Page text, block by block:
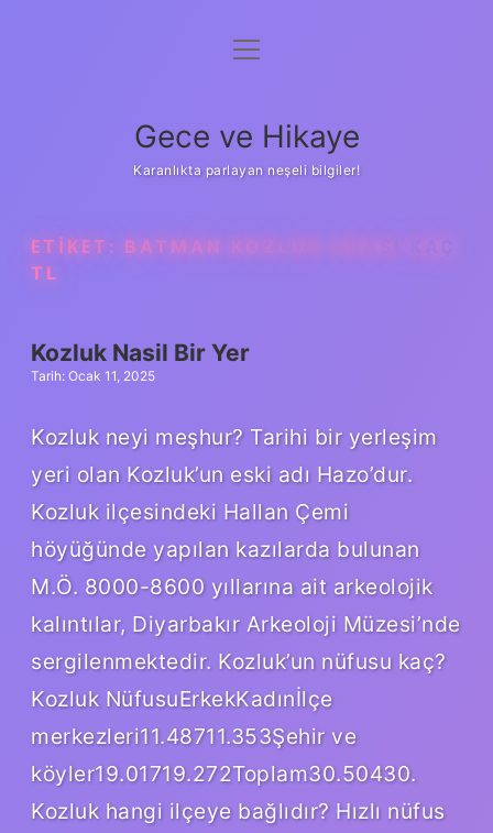
Anasayfa
Yasal Uyarı
menüyü
Gece ve Hikaye
Karanlıkta parlayan neşeli bilgiler!
ETIKET: BATMAN KOZLUK ARASI KAÇ
TL
Kozluk Nasil Bir Yer
Tarih: Ocak 11, 2025
Kozluk neyi meşhur? Tarihi bir yerleşim
yeri olan Kozluk’un eski adı Hazo’dur.
Kozluk ilçesindeki Hallan Çemi
höyüğünde yapılan kazılarda bulunan
M.Ö. 8000-8600 yıllarına ait arkeolojik
kalıntılar, Diyarbakır Arkeoloji Müzesi’nde
sergilenmektedir. Kozluk’un nüfusu kaç?
Kozluk NüfusuErkekKadınİlçe
merkezleri11.48711.353Şehir ve
köyler19.01719.272Toplam30.50430.
Kozluk hangi ilçeye bağlıdır? Hızlı nüfus